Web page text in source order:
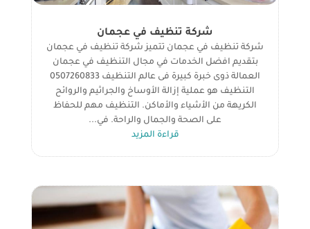
شركة تنظيف في عجمان
شركة تنظيف في عجمان تتميز شركة تنظيف في عجمان
بتقديم افضل الخدمات في مجال التنظيف في عجمان
العمالة ذوى خبرة كبيرة فى عالم التنظيف 0507260833
التنظيف هو عملية إزالة الأوساخ والجراثيم والروائح
الكريهة من الأشياء والأماكن. التنظيف مهم للحفاظ
على الصحة والجمال والراحة. في...
قراءة المزيد